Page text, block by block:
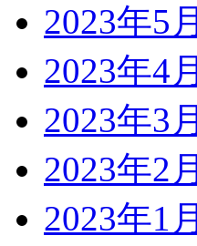
2023年5月
2023年4月
2023年3月
2023年2月
2023年1月